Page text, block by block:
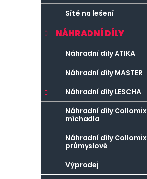
Sítě na lešení
NÁHRADNÍ DÍLY
Náhradní díly ATIKA
Náhradní díly MASTER
Náhradní díly LESCHA
Náhradní díly Collomix
míchadla
Náhradní díly Collomix
průmyslové
Výprodej